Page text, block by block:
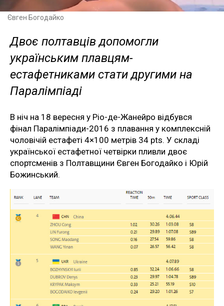
Євген Богодайко
Двоє полтавців допомогли
українським плавцям-
естафетниками стати другими на
Паралімпіаді
В ніч на 18 вересня у Ріо-де-Жанейро відбувся
фінал Паралімпіади-2016 з плавання у комплексній
чоловічій естафеті 4×100 метрів 34 pts. У складі
української естафетної четвірки пливли двоє
спортсменів з Полтавщини Євген Богодайко і Юрій
Божинський.